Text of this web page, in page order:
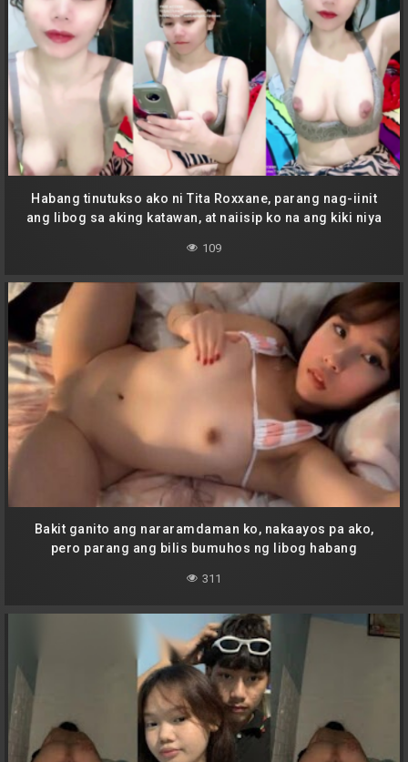
Habang tinutukso ako ni Tita Roxxane, parang nag-iinit
ang libog sa aking katawan, at naiisip ko na ang kiki niya
ko.
109
Bakit ganito ang nararamdaman ko, nakaayos pa ako,
pero parang ang bilis bumuhos ng libog habang
311